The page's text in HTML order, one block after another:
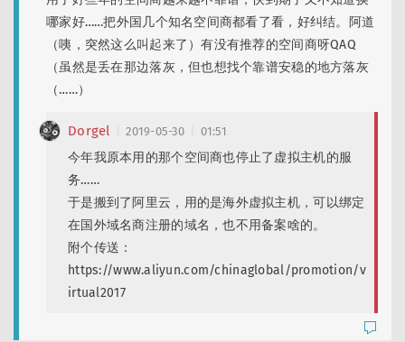
哪家好……把外国几个知名空间商都看了看，好纠结。阿道
（咦，突然这么叫起来了）有没有推荐的空间商呀QAQ
（虽然是丢在那边落灰，但也想找个靠谱安稳的地方落灰
（……）
Dorgel 2019-05-30 01:51
今年我原本用的那个空间商也停止了虚拟主机的服
务……
于是搬到了阿里云，用的是海外虚拟主机，可以绑定
在国外域名商注册的域名，也不用备案啥的。
附个传送：
https://www.aliyun.com/chinaglobal/promotion/v
irtual2017